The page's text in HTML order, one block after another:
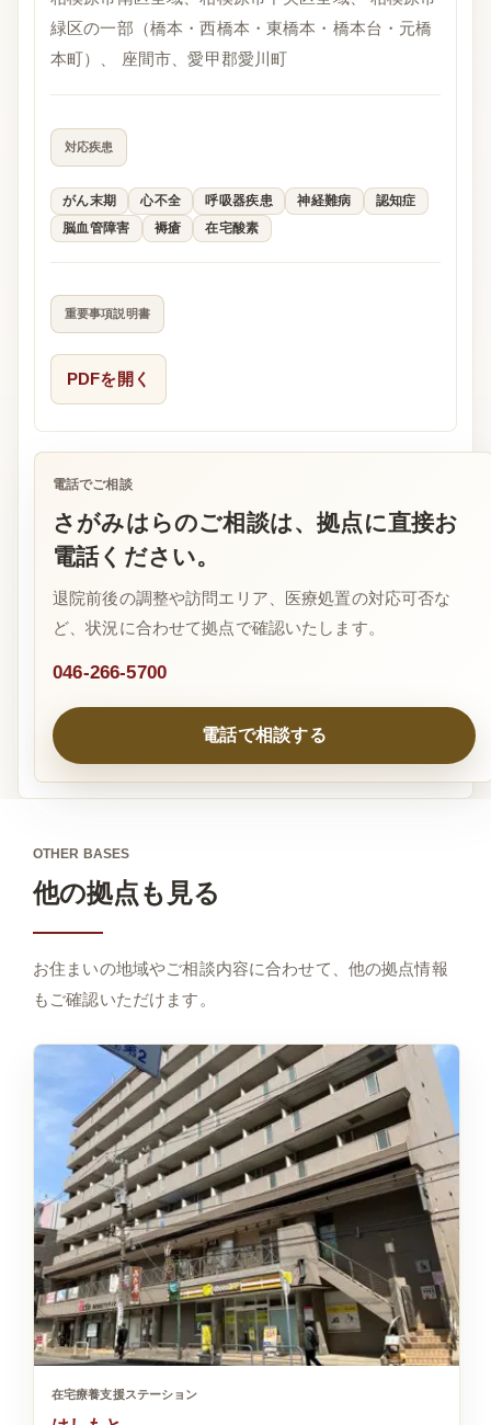
緑区の一部（橋本・西橋本・東橋本・橋本台・元橋
本町）、 座間市、愛甲郡愛川町
対応疾患
がん末期 心不全 呼吸器疾患 神経難病 認知症
脳血管障害 褥瘡 在宅酸素
重要事項説明書
PDFを開く
電話でご相談
さがみはらのご相談は、拠点に直接お
電話ください。
退院前後の調整や訪問エリア、医療処置の対応可否な
ど、状況に合わせて拠点で確認いたします。
046-266-5700
電話で相談する
OTHER BASES
他の拠点も見る
お住まいの地域やご相談内容に合わせて、他の拠点情報
もご確認いただけます。
在宅療養支援ステーション